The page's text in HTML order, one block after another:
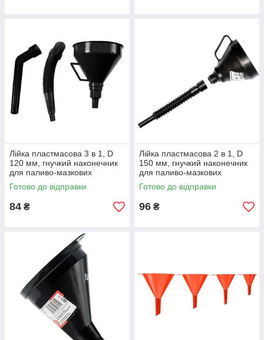
Лійка пластмасова 3 в 1, D
120 мм, гнучкий наконечник
для паливо-мазкових
матеріалів VOREL
Готово до відправки
84 ₴
Лійка пластмасова 2 в 1, D
150 мм, гнучкий наконечник
для паливо-мазкових
матеріалів YATO
Готово до відправки
96 ₴